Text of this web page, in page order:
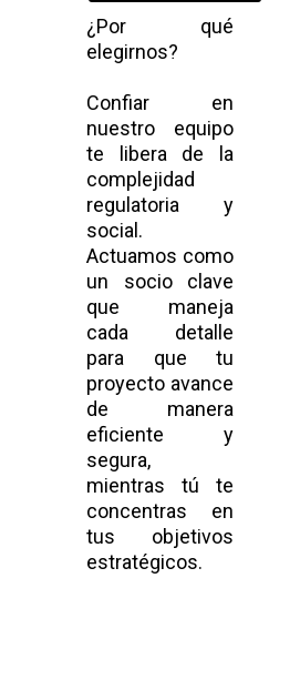
¿Por qué
elegirnos?
Confiar en
nuestro equipo
te libera de la
complejidad
regulatoria y
social.
Actuamos como
un socio clave
que maneja
cada detalle
para que tu
proyecto avance
de manera
eficiente y
segura,
mientras tú te
concentras en
tus objetivos
estratégicos.